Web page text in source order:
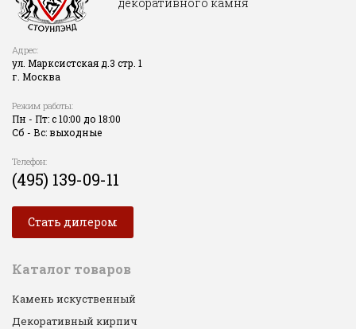
Адрес:
ул. Марксистская д.3 стр. 1
г. Москва
Режим работы:
Пн - Пт: с 10:00 до 18:00
Сб - Вс: выходные
Телефон:
(495) 139-09-11
Стать дилером
Каталог товаров
Камень искуственный
Декоративный кирпич